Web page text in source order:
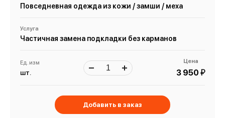
Повседневная одежда из кожи / замши / меха
Услуга
Частичная замена подкладки без карманов
Ед. изм
шт.
Цена
3 950 й
Добавить в заказ